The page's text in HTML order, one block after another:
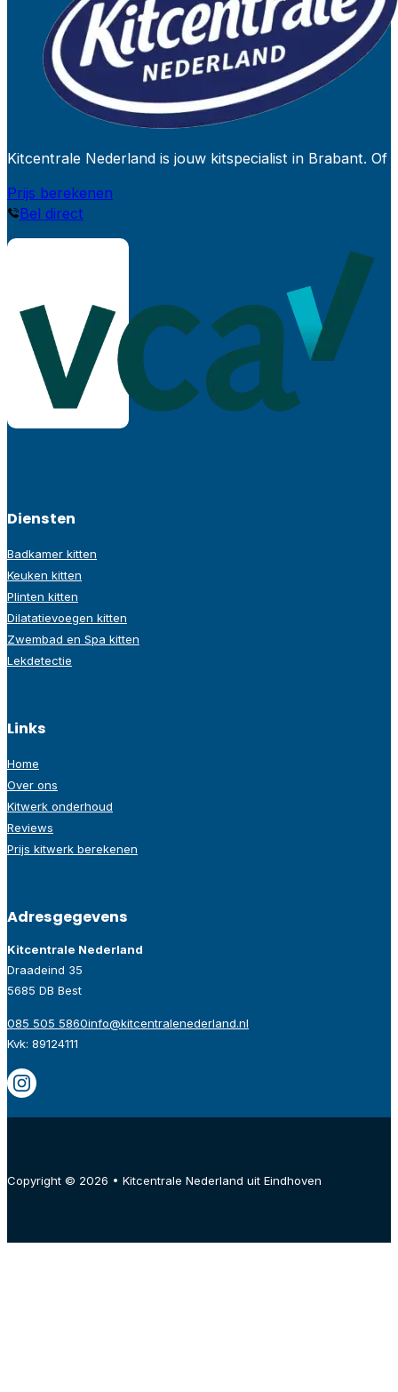
Kitcentrale Nederland is jouw kitspecialist in Brabant.
Prijs berekenen
Bel direct
Diensten
Badkamer kitten
Keuken kitten
Plinten kitten
Dilatatievoegen kitten
Zwembad en Spa kitten
Lekdetectie
Links
Home
Over ons
Kitwerk onderhoud
Reviews
Prijs kitwerk berekenen
Adresgegevens
Kitcentrale Nederland
Draadeind 35
5685 DB Best
085 505 5860info@kitcentralenederland.nl
Kvk: 89124111
Copyright © 2026 • Kitcentrale Nederland uit Eindhoven